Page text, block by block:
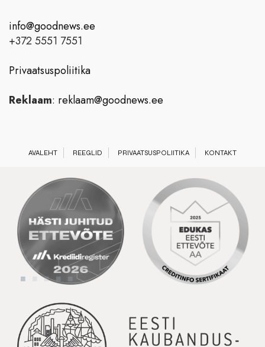
info@goodnews.ee
+372 5551 7551
Privaatsuspoliitika
Reklaam: reklaam@goodnews.ee
AVALEHT REEGLID PRIVAATSUSPOLIITIKA KONTAKT